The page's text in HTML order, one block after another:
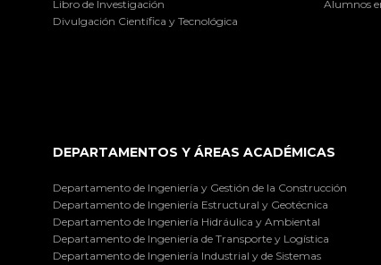
Libro de Investigación
Divulgación Científica y Tecnológica
Alumnos
DEPARTAMENTOS Y ÁREAS ACADÉMICAS
Departamento de Ingeniería y Gestión de la Construcción
Departamento de Ingeniería Estructural y Geotécnica
Departamento de Ingeniería Hidráulica y Ambiental
Departamento de Ingeniería de Transporte y Logística
Departamento de Ingeniería Industrial y de Sistemas